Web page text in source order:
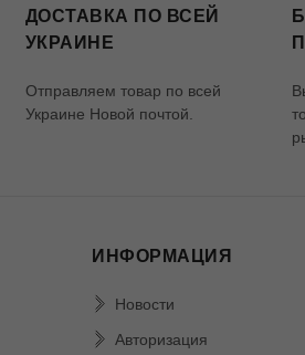
ДОСТАВКА ПО ВСЕЙ
УКРАИНЕ
Отправляем товар по всей
Украине Новой почтой.
ИНФОРМАЦИЯ
Новости
Авторизация